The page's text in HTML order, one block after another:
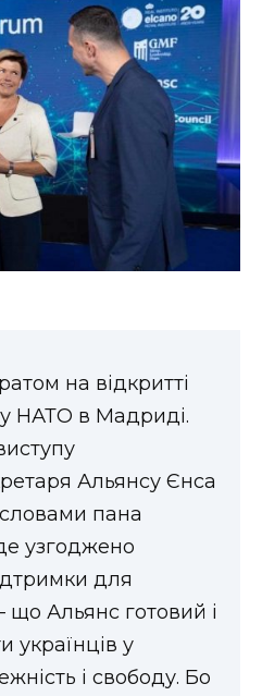
на відкритті
НАТО в Мадриді.
Альянсу Єнса
пана
узгоджено
для
що Альянс готовий і
українців у
і свободу. Бо